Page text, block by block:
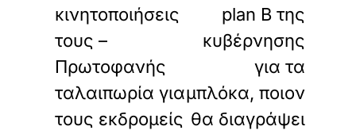
κινητοποιήσεις
τους –
Πρωτοφανής
ταλαιπωρία για
τους εκδρομείς
plan B της
κυβέρνησης
για τα
μπλόκα, ποιον
θα διαγράψει